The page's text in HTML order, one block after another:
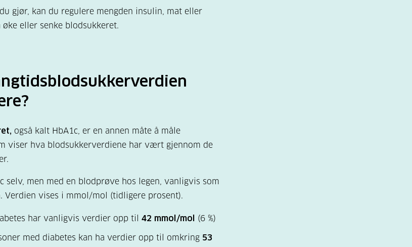
gjør, kan du regulere mengden insulin, mat eller
eller senke blodsukkeret.
også kalt HbA1c, er en annen måte å måle
viser hva blodsukkerverdiene har vært gjennom de
selv, men med en blodprøve hos legen, vanligvis som
Verdien vises i mmol/mol (tidligere prosent).
har vanligvis verdier opp til 42 mmol/mol (6 %)
med diabetes kan ha verdier opp til omkring 53